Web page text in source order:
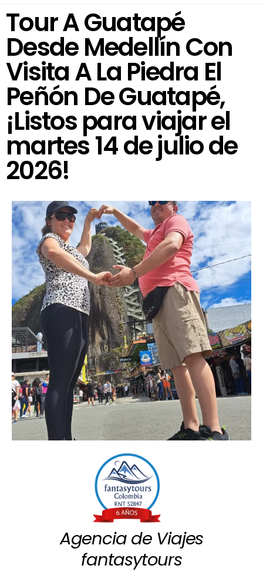
Tour A Guatapé
Desde Medellín Con
Visita A La Piedra El
Peñón De Guatapé,
¡Listos para viajar el
martes 14 de julio de
2026!
Agencia de Viajes
fantasytours